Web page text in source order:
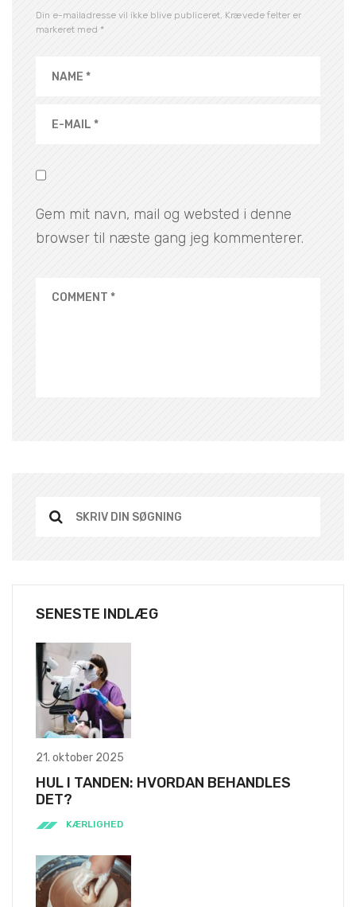
Din e-mailadresse vil ikke blive publiceret. Krævede felter er
markeret med *
Gem mit navn, mail og websted i denne
browser til næste gang jeg kommenterer.
SENESTE INDLÆG
21. oktober 2025
HUL I TANDEN: HVORDAN BEHANDLES
DET?
KÆRLIGHED